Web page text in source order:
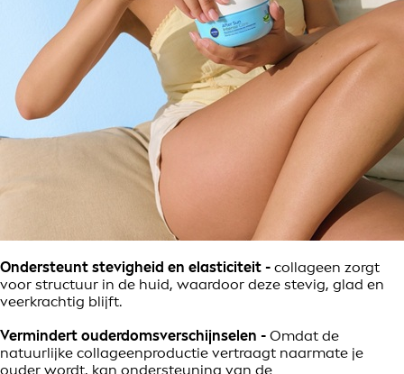
Ondersteunt stevigheid en elasticiteit - collageen zorgt
voor structuur in de huid, waardoor deze stevig, glad en
veerkrachtig blijft.
Vermindert ouderdomsverschijnselen - Omdat de
natuurlijke collageenproductie vertraagt naarmate je
ouder wordt, kan ondersteuning van de